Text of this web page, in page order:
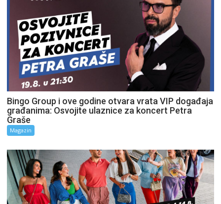
Bingo Group i ove godine otvara vrata VIP događaja
građanima: Osvojite ulaznice za koncert Petra
Graše
Magazin